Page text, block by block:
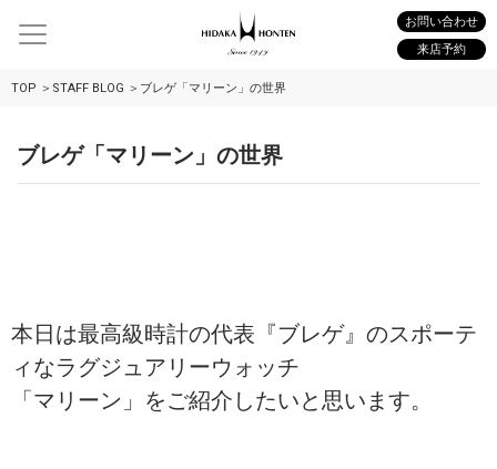
お問い合わせ
来店予約
TOP STAFF BLOG ブレゲ「マリーン」の世界
ブレゲ「マリーン」の世界
本日は最高級時計の代表『ブレゲ』のスポーテ
ィなラグジュアリーウォッチ
「マリーン」をご紹介したいと思います。